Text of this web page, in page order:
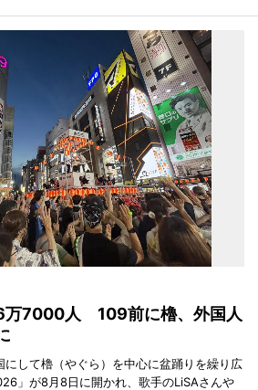
6万7000人 109前に櫓、外国人
して櫓（やぐら）を中心に盆踊りを繰り広
」が8月8日に開かれ、歌手のLiSAさんや